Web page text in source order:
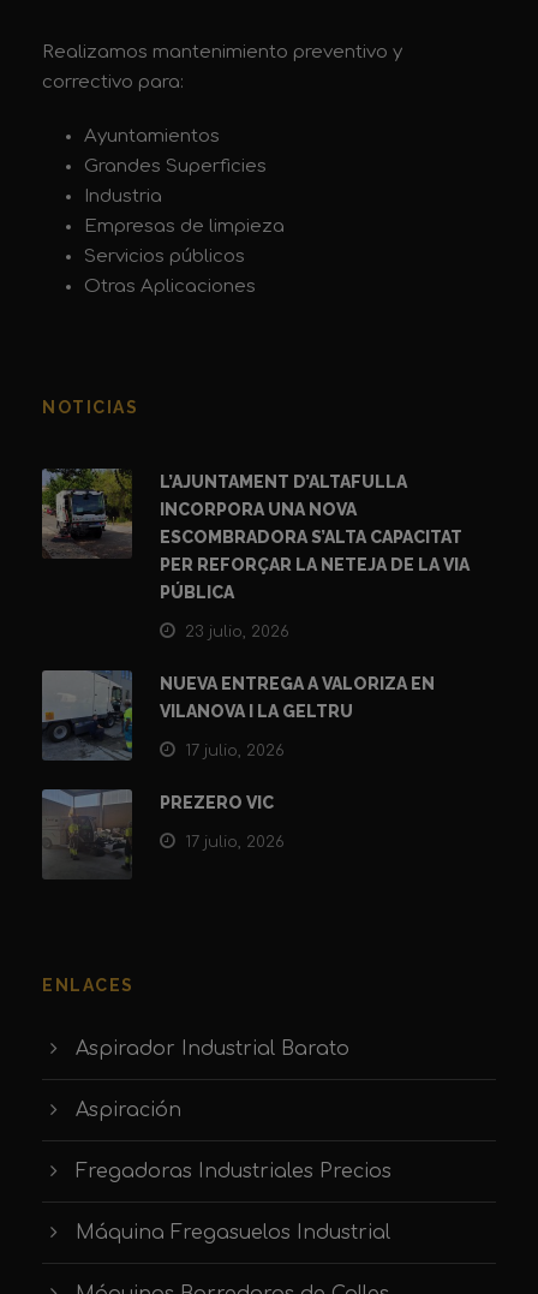
Realizamos mantenimiento preventivo y
correctivo para:
Ayuntamientos
Grandes Superficies
Industria
Empresas de limpieza
Servicios públicos
Otras Aplicaciones
NOTICIAS
L’AJUNTAMENT D’ALTAFULLA
INCORPORA UNA NOVA
ESCOMBRADORA S’ALTA CAPACITAT
PER REFORÇAR LA NETEJA DE LA VIA
PÚBLICA
23 julio, 2026
NUEVA ENTREGA A VALORIZA EN
VILANOVA I LA GELTRU
17 julio, 2026
PREZERO VIC
17 julio, 2026
ENLACES
Aspirador Industrial Barato
Aspiración
Fregadoras Industriales Precios
Máquina Fregasuelos Industrial